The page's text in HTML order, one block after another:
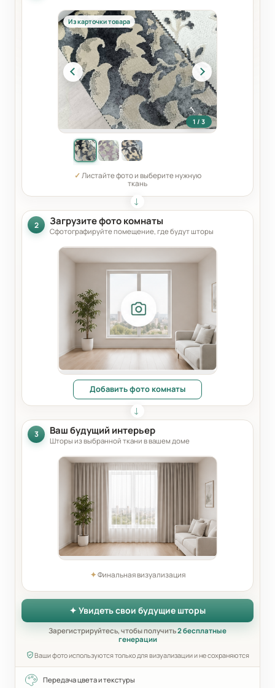
Из карточки товара
1 / 3
✓Листайте фото и выберите нужную
ткань
2 Загрузите фото комнаты
Сфотографируйте помещение, где будут шторы
Добавить фото комнаты
3 Ваш будущий интерьер
Шторы из выбранной ткани в вашем доме
✦Финальная визуализация
✦ Увидеть свои будущие шторы
Зарегистрируйтесь, чтобы получить2 бесплатные
генерации
Ваши фото используются только для визуализации и не сохраняются
Передача цвета и текстуры